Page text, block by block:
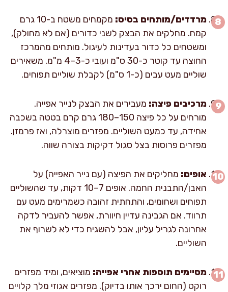
מרדדים/מותחים בסיס:
מקמחים משטח ב-10 גרם
קמח. מחלקים את הבצק לשני כדורים (אם לא מחולק),
ומשטחים כל כדור בעדינות לעיגול. מותחים מהמרכז
החוצה עד קוטר כ-30 ס"מ ועובי כ-3–4 מ"מ. משאירים
שוליים מעט עבים (כ-1 ס"מ) לקבלת שוליים תפוחים.
מרכיבים פיצה: מעבירים את הבצק לנייר אפייה.
מורחים על כל פיצה 150–180 גרם קרם בטטה בשכבה
אחידה, עד כמעט השוליים. מפזרים מוצרלה, ואז פרמזן.
מפזרים פרוסות בצל סגול דקיקות בצורה שווה.
אופים: מחליקים את הפיצה (עם נייר האפייה) על
האבן/התבנית החמה. אופים 7–10 דקות, עד שהשוליים
תפוחים ושחומים, והתחתית זהובה כשמרימים מעט עם
תרווד. אם הגבינה עדיין חיוורת, אפשר להעביר לדקה
אחרונה לגריל עליון, אבל להשגיח כדי לא לשרוף את
השוליים.
מסיימים תוספות אחרי אפייה: מוציאים, ומיד מפזרים
רוקט (החום ירכך אותו בדיוק). מפזרים אגוזי מלך קלויים